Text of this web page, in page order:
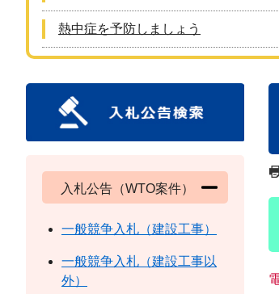
熱中症を予防しましょう
入札公告（WTO案件）
一般競争入札（建設工事）
一般競争入札（建設工事以
外）